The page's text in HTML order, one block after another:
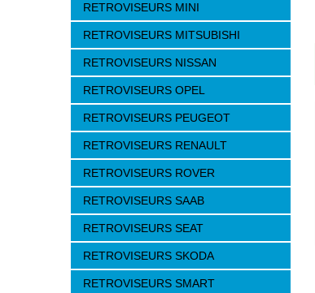
RETROVISEURS MINI
RETROVISEURS MITSUBISHI
RETROVISEURS NISSAN
RETROVISEURS OPEL
RETROVISEURS PEUGEOT
RETROVISEURS RENAULT
RETROVISEURS ROVER
RETROVISEURS SAAB
RETROVISEURS SEAT
RETROVISEURS SKODA
RETROVISEURS SMART